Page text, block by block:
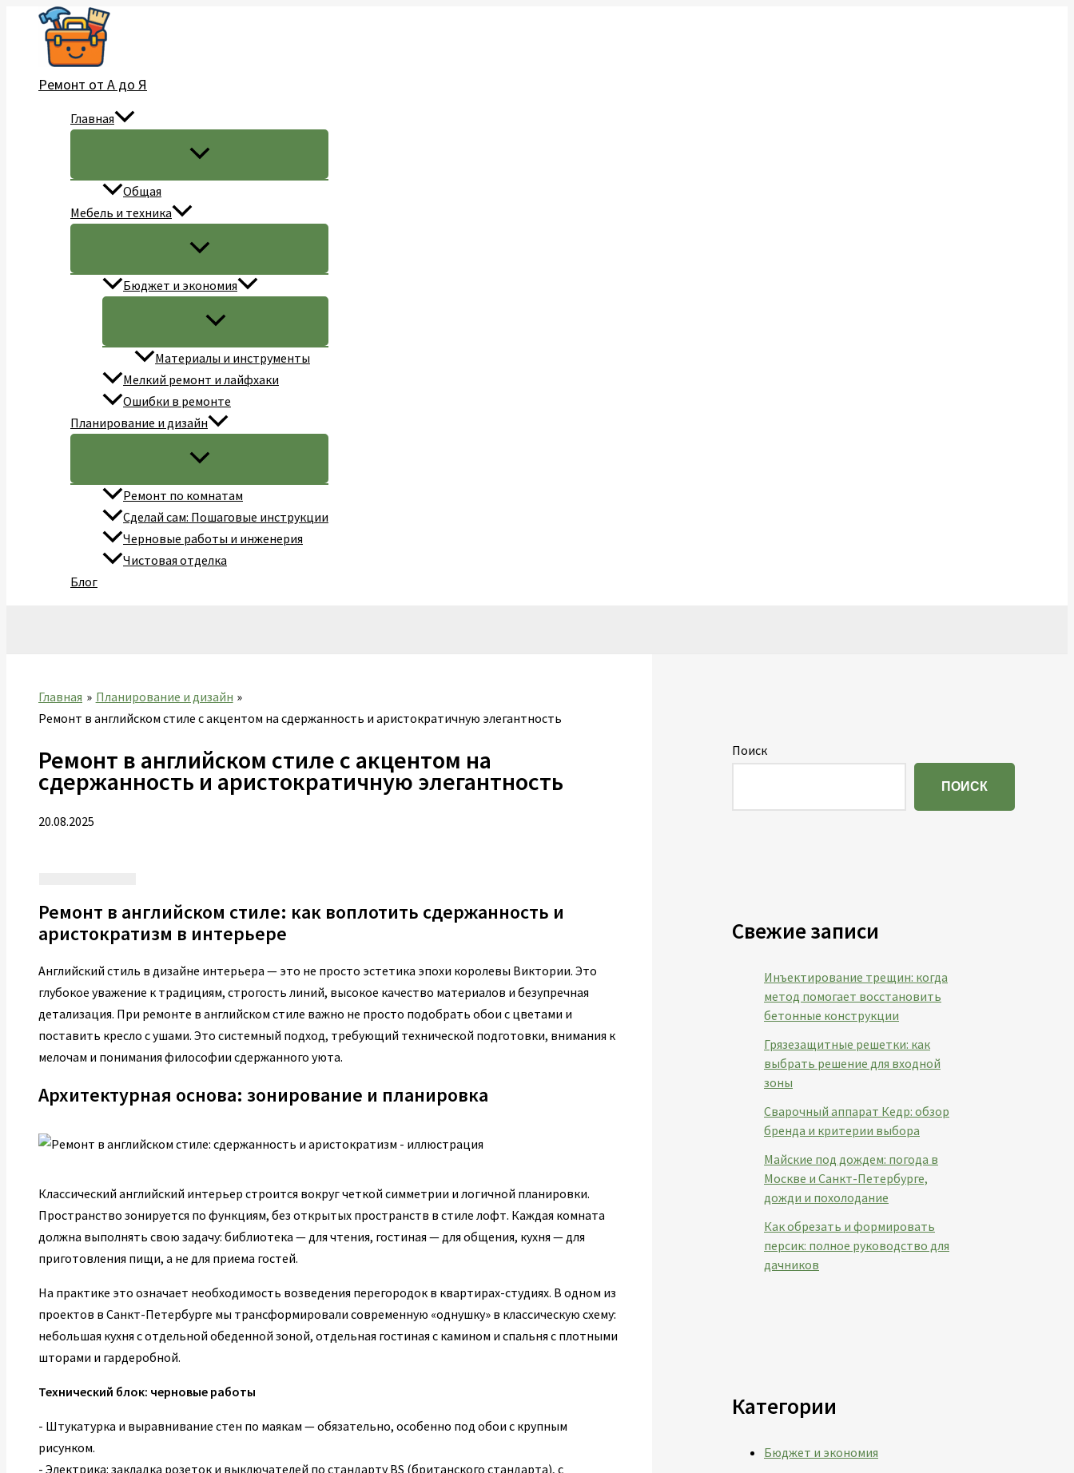
Перейти
содержимому
Ремонт от А до Я
Главная
Общая
Мебель и техника
Бюджет и экономия
Материалы и инструменты
Мелкий ремонт и лайфхаки
Ошибки в ремонте
Планирование и дизайн
Ремонт по комнатам
Сделай сам: Пошаговые инструкции
Черновые работы и инженерия
Чистовая отделка
Блог
Главная
Планирование и дизайн
Ремонт в английском стиле с акцентом на сдержанность и аристократичную элегантность
Ремонт в английском стиле с акцентом на
сдержанность и аристократичную элегантность
20.08.2025
Ремонт в английском стиле: как воплотить сдержанность и
аристократизм в интерьере
Английский стиль в дизайне интерьера — это не просто эстетика эпохи королевы Виктории. Это
глубокое уважение к традициям, строгость линий, высокое качество материалов и безупречная
детализация. При ремонте в английском стиле важно не просто подобрать обои с цветами и
поставить кресло с ушами. Это системный подход, требующий технической подготовки, внимания к
мелочам и понимания философии сдержанного уюта.
Архитектурная основа: зонирование и планировка
Классический английский интерьер строится вокруг четкой симметрии и логичной планировки.
Пространство зонируется по функциям, без открытых пространств в стиле лофт. Каждая комната
должна выполнять свою задачу: библиотека — для чтения, гостиная — для общения, кухня — для
приготовления пищи, а не для приема гостей.
На практике это означает необходимость возведения перегородок в квартирах-студиях. В одном из
проектов в Санкт-Петербурге мы трансформировали современную «однушку» в классическую схему:
небольшая кухня с отдельной обеденной зоной, отдельная гостиная с камином и спальня с плотными
шторами и гардеробной.
Технический блок: черновые работы
- Штукатурка и выравнивание стен по маякам — обязательно, особенно под обои с крупным
рисунком.
- Электрика: закладка розеток и выключателей по стандарту BS (британского стандарта), с
Поиск
ПОИСК
Свежие записи
Инъектирование трещин: когда
метод помогает восстановить
бетонные конструкции
Грязезащитные решетки: как
выбрать решение для входной
зоны
Сварочный аппарат Кедр: обзор
бренда и критерии выбора
Майские под дождем: погода в
Москве и Санкт-Петербурге,
дожди и похолодание
Как обрезать и формировать
персик: полное руководство для
дачников
Категории
Бюджет и экономия